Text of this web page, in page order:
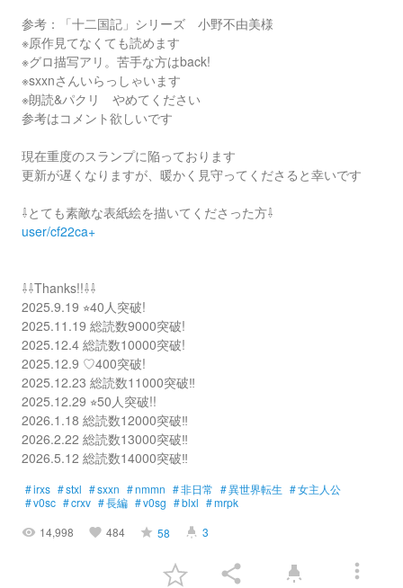
参考：「十二国記」シリーズ 小野不由美様
※原作見てなくても読めます
※グロ描写アリ。苦手な方はback!
※sxxnさんいらっしゃいます
※朗読&パクリ やめてください
参考はコメント欲しいです
現在重度のスランプに陥っております
更新が遅くなりますが、暖かく見守ってくださると幸いです
⇩とても素敵な表紙絵を描いてくださった方⇩
user/cf22ca+
⇩⇩Thanks!!⇩⇩
2025.9.19 ⭐︎40人突破!
2025.11.19 総読数9000突破!
2025.12.4 総読数10000突破!
2025.12.9 ♡400突破!
2025.12.23 総読数11000突破‼︎
2025.12.29 ⭐︎50人突破!!
2026.1.18 総読数12000突破‼︎
2026.2.22 総読数13000突破‼︎
2026.5.12 総読数14000突破‼︎
#irxs #stxl #sxxn #nmmn #非日常 #異世界転生 #女主人公
#v0sc #crxv #長編 #v0sg #blxl #mrpk
visibility 14,998 favorite 484 grade 58 highlight 3
share highlight more_vert